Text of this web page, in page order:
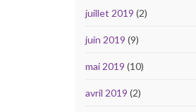
juillet 2019 (2)
juin 2019 (9)
mai 2019 (10)
avril 2019 (2)